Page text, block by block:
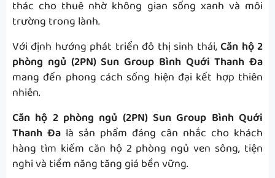
thác cho thuê nhờ không gian sống xanh và môi
trường trong lành.
Với định hướng phát triển đô thị sinh thái,Căn hộ 2
phòng ngủ (2PN) Sun Group Bình Quới Thanh Đa
mang đến phong cách sống hiện đại kết hợp thiên
nhiên.
Căn hộ 2 phòng ngủ (2PN) Sun Group Bình Quới
Thanh Đa là sản phẩm đáng cân nhắc cho khách
hàng tìm kiếm căn hộ 2 phòng ngủ ven sông, tiện
nghi và tiềm năng tăng giá bền vững.